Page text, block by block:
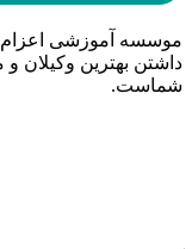
موسسه آموزشی اعزام
داشتن بهترین وکیلان و
شماست.